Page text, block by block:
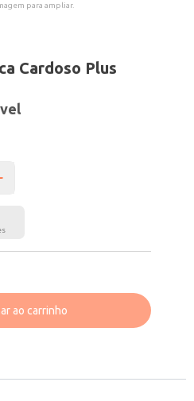
para ampliar.
Cardoso Plus
ao carrinho